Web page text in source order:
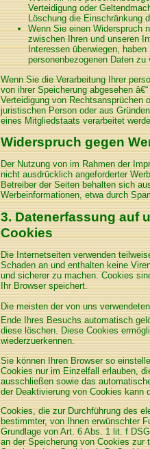
Verteidigung oder
Löschung die Einschränkung
Wenn Sie einen Widerspruch
zwischen Ihren und unseren
Interessen überwiegen,
personenbezogenen Daten zu
Wenn Sie die Verarbeitung Ihrer
von ihrer Speicherung abgesehen
Verteidigung von Rechtsansprüchen
juristischen Person oder aus
eines Mitgliedstaats verarbeitet
Widerspruch gegen
Der Nutzung von im Rahmen der
nicht ausdrücklich angeforderter
Betreiber der Seiten behalten sich
Werbeinformationen, etwa durch
3. Datenerfassung auf
Cookies
Die Internetseiten verwenden
Schaden an und enthalten keine
und sicherer zu machen. Cookies
Ihr Browser speichert.
Die meisten der von uns
Ende Ihres Besuchs automatisch
diese löschen. Diese Cookies
wiederzuerkennen.
Sie können Ihren Browser so
Cookies nur im Einzelfall erlauben,
ausschließen sowie das
der Deaktivierung von Cookies kann
Cookies, die zur Durchführung des
bestimmter, von Ihnen erwünschter
Grundlage von Art. 6 Abs. 1 lit. f
an der Speicherung von Cookies